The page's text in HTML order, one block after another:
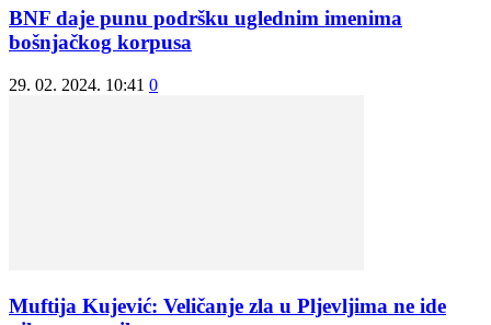
BNF daje punu podršku uglednim imenima
bošnjačkog korpusa
29. 02. 2024. 10:41 0
Muftija Kujević: Veličanje zla u Pljevljima ne ide